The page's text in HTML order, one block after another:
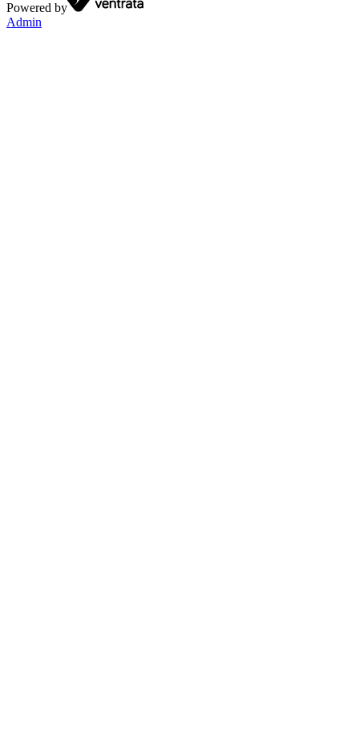
Powered by
Admin